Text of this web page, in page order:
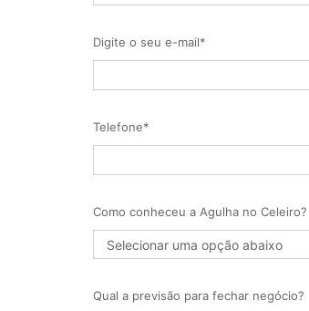
Digite o seu e-mail*
Telefone*
Como conheceu a Agulha no Celeiro?
Qual a previsão para fechar negócio?